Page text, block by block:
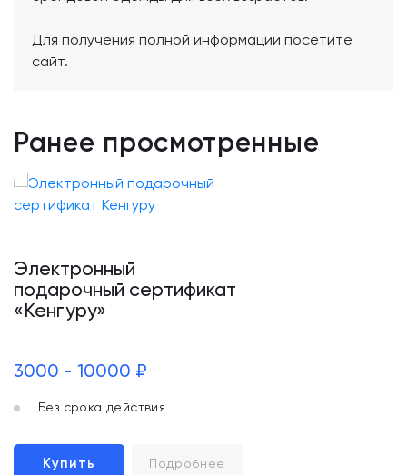
Для получения полной информации посетите
сайт.
Ранее просмотренные
Электронный
подарочный сертификат
«Кенгуру»
3000 - 10000 ₽
Без срока действия
Купить Подробнее